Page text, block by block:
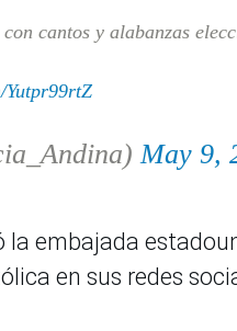
cantos y alabanzas
Yutpr99rtZ
May 9,
la embajada
en sus redes